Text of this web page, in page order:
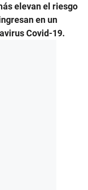
elevan el riesgo
en un
Covid-19.